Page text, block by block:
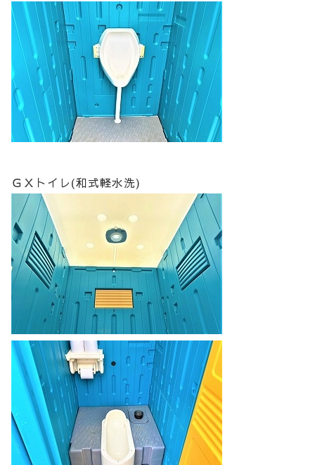
ＧＸトイレ(和式軽水洗)